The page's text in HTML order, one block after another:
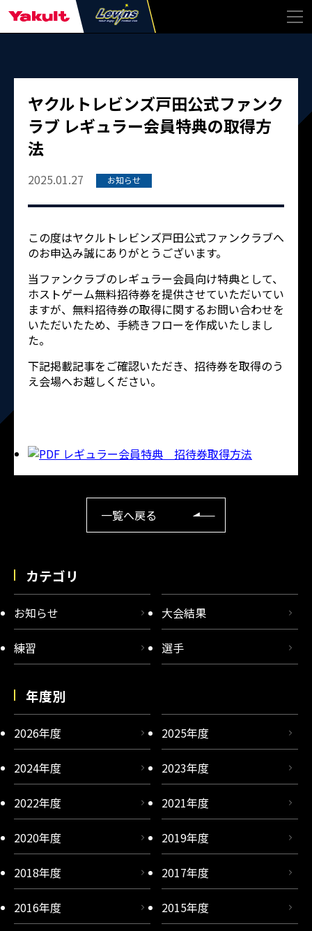
ヤクルトレビンズ戸田公式ファンク
ラブ レギュラー会員特典の取得方
法
2025.01.27 お知らせ
この度はヤクルトレビンズ戸田公式ファンクラブへ
のお申込み誠にありがとうございます。
当ファンクラブのレギュラー会員向け特典として、
ホストゲーム無料招待券を提供させていただいてい
ますが、無料招待券の取得に関するお問い合わせを
いただいたため、手続きフローを作成いたしまし
た。
下記掲載記事をご確認いただき、招待券を取得のう
え会場へお越しください。
レギュラー会員特典 招待券取得方法
一覧へ戻る
カテゴリ
お知らせ 大会結果
練習 選手
年度別
2026年度 2025年度
2024年度 2023年度
2022年度 2021年度
2020年度 2019年度
2018年度 2017年度
2016年度 2015年度